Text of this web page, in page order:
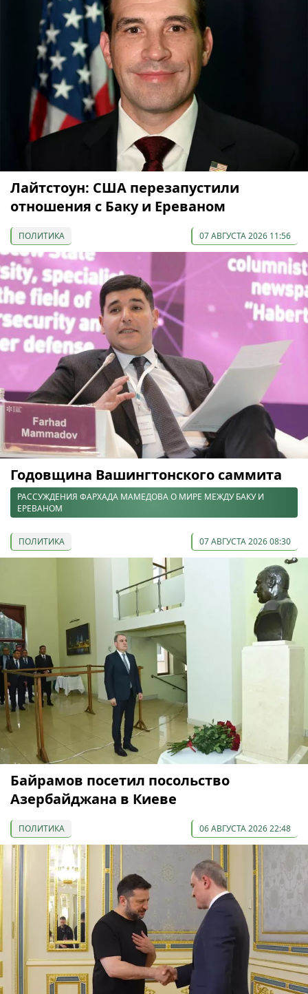
Лайтстоун: США перезапустили
отношения с Баку и Ереваном
ПОЛИТИКА 07 АВГУСТА 2026 11:56
Годовщина Вашингтонского саммита
РАССУЖДЕНИЯ ФАРХАДА МАМЕДОВА О МИРЕ МЕЖДУ БАКУ И
ЕРЕВАНОМ
ПОЛИТИКА 07 АВГУСТА 2026 08:30
Байрамов посетил посольство
Азербайджана в Киеве
ПОЛИТИКА 06 АВГУСТА 2026 22:48